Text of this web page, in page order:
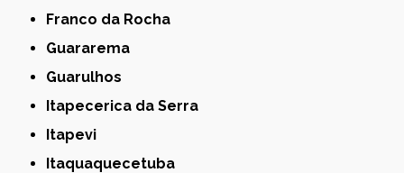
Franco da Rocha
Guararema
Guarulhos
Itapecerica da Serra
Itapevi
Itaquaquecetuba